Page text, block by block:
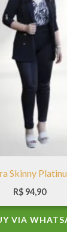
Skinny
R$ 94,90
VIA